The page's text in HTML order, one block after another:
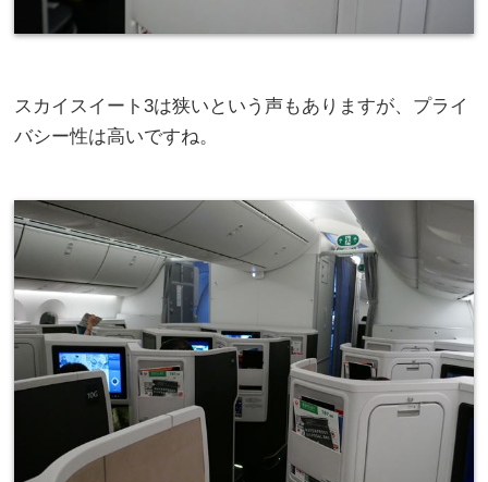
スカイスイート3は狭いという声もありますが、プライ
バシー性は高いですね。